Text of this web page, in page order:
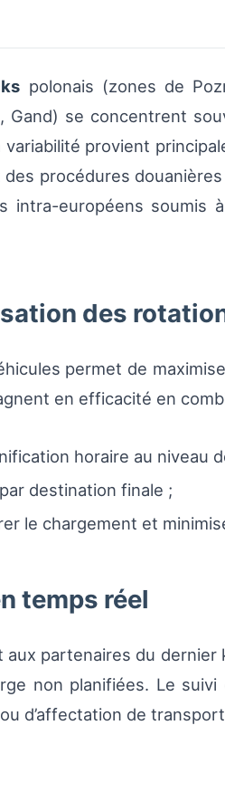
polonais (zones de
Gand) se concentrent
provient
procédures
intra-européens soumis
des
permet de
en efficacité en
horaire au niveau
destination finale ;
le chargement et
temps réel
partenaires du dernier
non planifiées. Le
d’affectation de